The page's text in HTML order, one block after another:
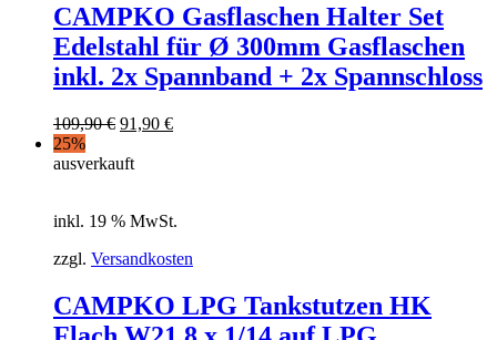
CAMPKO Gasflaschen Halter Set
Edelstahl für Ø 300mm Gasflaschen
inkl. 2x Spannband + 2x Spannschloss
109,90€ 91,90 €
25%
ausverkauft
inkl. 19 % MwSt.
zzgl. Versandkosten
CAMPKO LPG Tankstutzen HK